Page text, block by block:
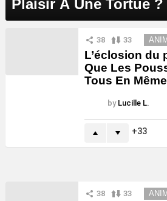
Plaisir À Une Tortue ?
38 33
L’éclosion du
Que Les
Tous En
by Lucille L.
33
38 33